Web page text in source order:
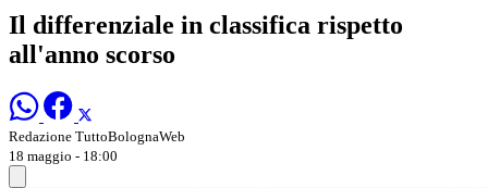
Il differenziale in classifica rispetto
all'anno scorso
Redazione TuttoBolognaWeb
18 maggio - 18:00